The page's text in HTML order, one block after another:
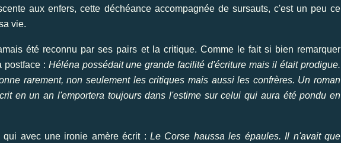
aux enfers, cette déchéance accompagnée de sursauts, c'est un peu ce
vie.
été reconnu par ses pairs et la critique. Comme le fait si bien remarquer
postface : Héléna possédait une grande facilité d'écriture mais il était prodigue.
rarement, non seulement les critiques mais aussi les confrères. Un roman
en un an l'emportera toujours dans l'estime sur celui qui aura été pondu en
qui avec une ironie amère écrit :Le Corse haussa les épaules. Il n'avait que